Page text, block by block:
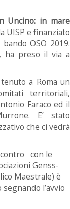
Uncino: in mare
UISP e finanziato
OSO 2019.
ha preso il via a
a Roma un
territoriali,
Faraco ed il
E’ stato
che ci vedrà
con le
Genss-
Maestrale) è
l’avvio